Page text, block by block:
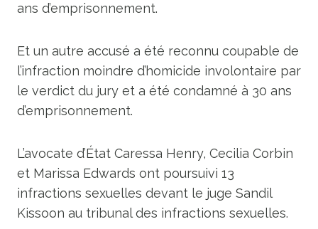
ans d’emprisonnement.
Et un autre accusé a été reconnu coupable de
l’infraction moindre d’homicide involontaire par
le verdict du jury et a été condamné à 30 ans
d’emprisonnement.
L’avocate d’État Caressa Henry, Cecilia Corbin
et Marissa Edwards ont poursuivi 13
infractions sexuelles devant le juge Sandil
Kissoon au tribunal des infractions sexuelles.